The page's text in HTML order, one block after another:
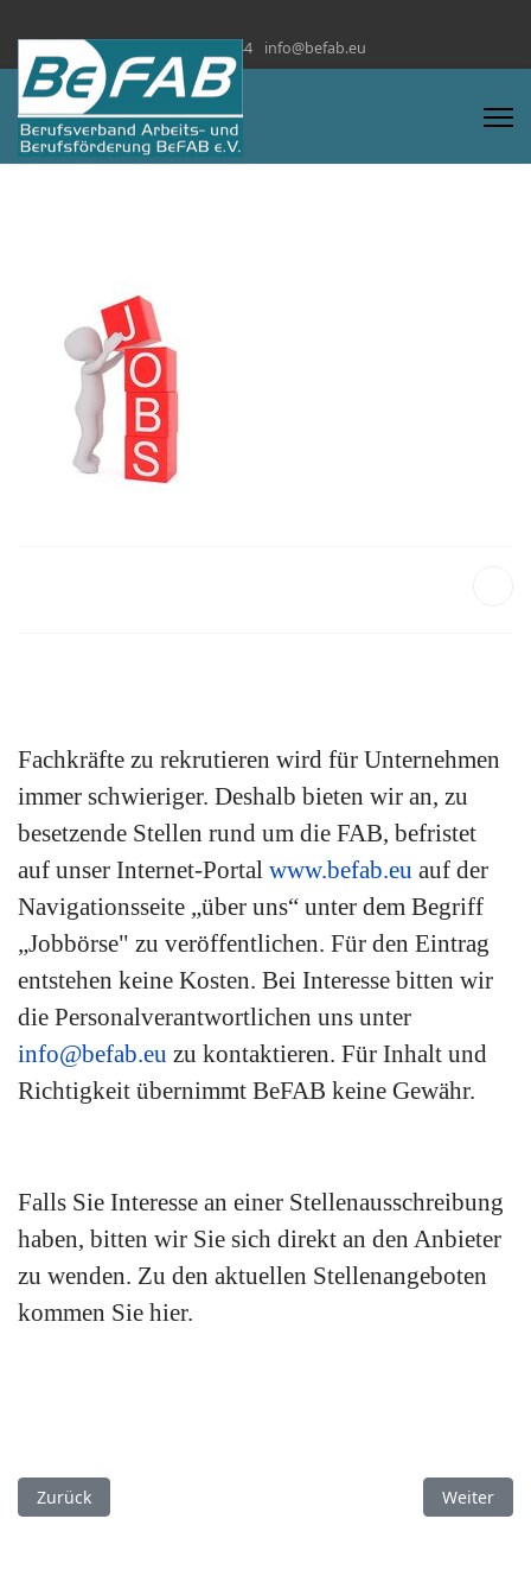
+228 872 4444 info@befab.eu
Fachkräfte zu rekrutieren wird für Unternehmen
immer schwieriger. Deshalb bieten wir an, zu
besetzende Stellen rund um die FAB, befristet
auf unser Internet-Portal www.befab.eu auf der
Navigationsseite „über uns“ unter dem Begriff
„Jobbörse" zu veröffentlichen. Für den Eintrag
entstehen keine Kosten. Bei Interesse bitten wir
die Personalverantwortlichen uns unter
info@befab.eu zu kontaktieren. Für Inhalt und
Richtigkeit übernimmt BeFAB keine Gewähr.
Falls Sie Interesse an einer Stellenausschreibung
haben, bitten wir Sie sich direkt an den Anbieter
zu wenden. Zu den aktuellen Stellenangeboten
kommen Sie hier.
Vorheriger Beitrag: BeFAB-Strategiepapier
Zurück Nächster
Weiter